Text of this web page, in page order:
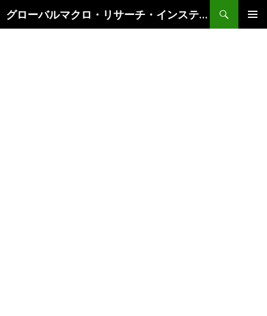
グローバルマクロ・リサーチ・インスティテュート
索